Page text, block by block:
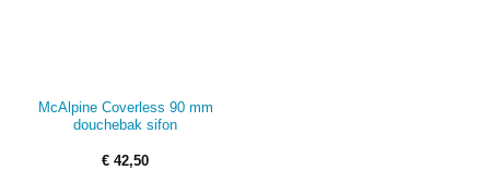
McAlpine Coverless 90 mm
douchebak sifon
€ 42,50